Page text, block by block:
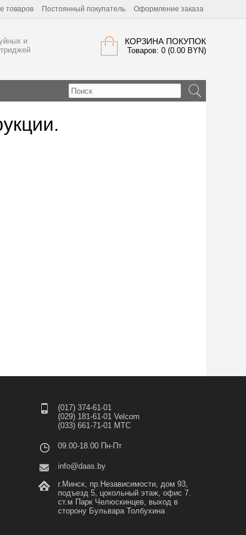
товаров Постоянный покупатель Оформление заказа
КОРЗИНА ПОКУПОК
Товаров: 0 (0.00 BYN)
и
(017) 374-61-01
(029) 181-61-01 Velcom
(033) 661-71-01 МТС
09.00-18.00 Пн-Пт
info@daas.by
г.Минск, пр.Независимости, дом 93,
подъезд 5, цокольный этаж, офис 7.
ст.м Парк Челюскинцев, выход в
сторону Бульвара Толбухина